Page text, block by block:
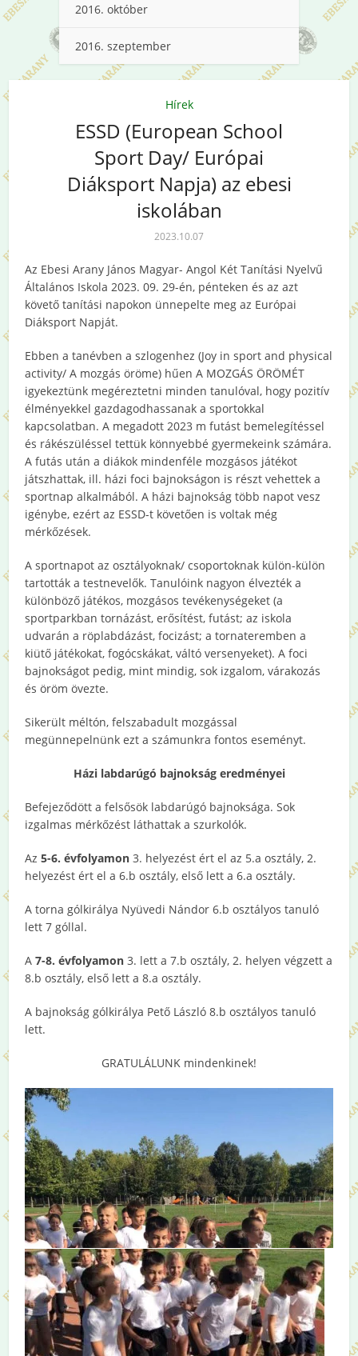
2016. október
2016. szeptember
Hírek
ESSD (European School
Sport Day/ Európai
Diáksport Napja) az ebesi
iskolában
2023.10.07
Az Ebesi Arany János Magyar- Angol Két Tanítási Nyelvű
Általános Iskola 2023. 09. 29-én, pénteken és az azt
követő tanítási napokon ünnepelte meg az Európai
Diáksport Napját.
Ebben a tanévben a szlogenhez (Joy in sport and physical
activity/ A mozgás öröme) hűen A MOZGÁS ÖRÖMÉT
igyekeztünk megéreztetni minden tanulóval, hogy pozitív
élményekkel gazdagodhassanak a sportokkal
kapcsolatban. A megadott 2023 m futást bemelegítéssel
és rákészüléssel tettük könnyebbé gyermekeink számára.
A futás után a diákok mindenféle mozgásos játékot
játszhattak, ill. házi foci bajnokságon is részt vehettek a
sportnap alkalmából. A házi bajnokság több napot vesz
igénybe, ezért az ESSD-t követően is voltak még
mérkőzések.
A sportnapot az osztályoknak/ csoportoknak külön-külön
tartották a testnevelők. Tanulóink nagyon élvezték a
különböző játékos, mozgásos tevékenységeket (a
sportparkban tornázást, erősítést, futást; az iskola
udvarán a röplabdázást, focizást; a tornateremben a
kiütő játékokat, fogócskákat, váltó versenyeket). A foci
bajnokságot pedig, mint mindig, sok izgalom, várakozás
és öröm övezte.
Sikerült méltón, felszabadult mozgással
megünnepelnünk ezt a számunkra fontos eseményt.
Házi labdarúgó bajnokság eredményei
Befejeződött a felsősök labdarúgó bajnoksága. Sok
izgalmas mérkőzést láthattak a szurkolók.
Az5-6. évfolyamon 3. helyezést ért el az 5.a osztály, 2.
helyezést ért el a 6.b osztály, első lett a 6.a osztály.
A torna gólkirálya Nyüvedi Nándor 6.b osztályos tanuló
lett 7 góllal.
A7-8. évfolyamon 3. lett a 7.b osztály, 2. helyen végzett a
8.b osztály, első lett a 8.a osztály.
A bajnokság gólkirálya Pető László 8.b osztályos tanuló
lett.
GRATULÁLUNK mindenkinek!